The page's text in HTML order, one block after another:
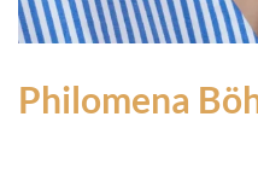
Philomena